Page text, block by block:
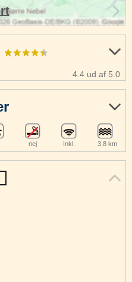
4.4 ud af 5.0
nej Inkl. 3,8 km